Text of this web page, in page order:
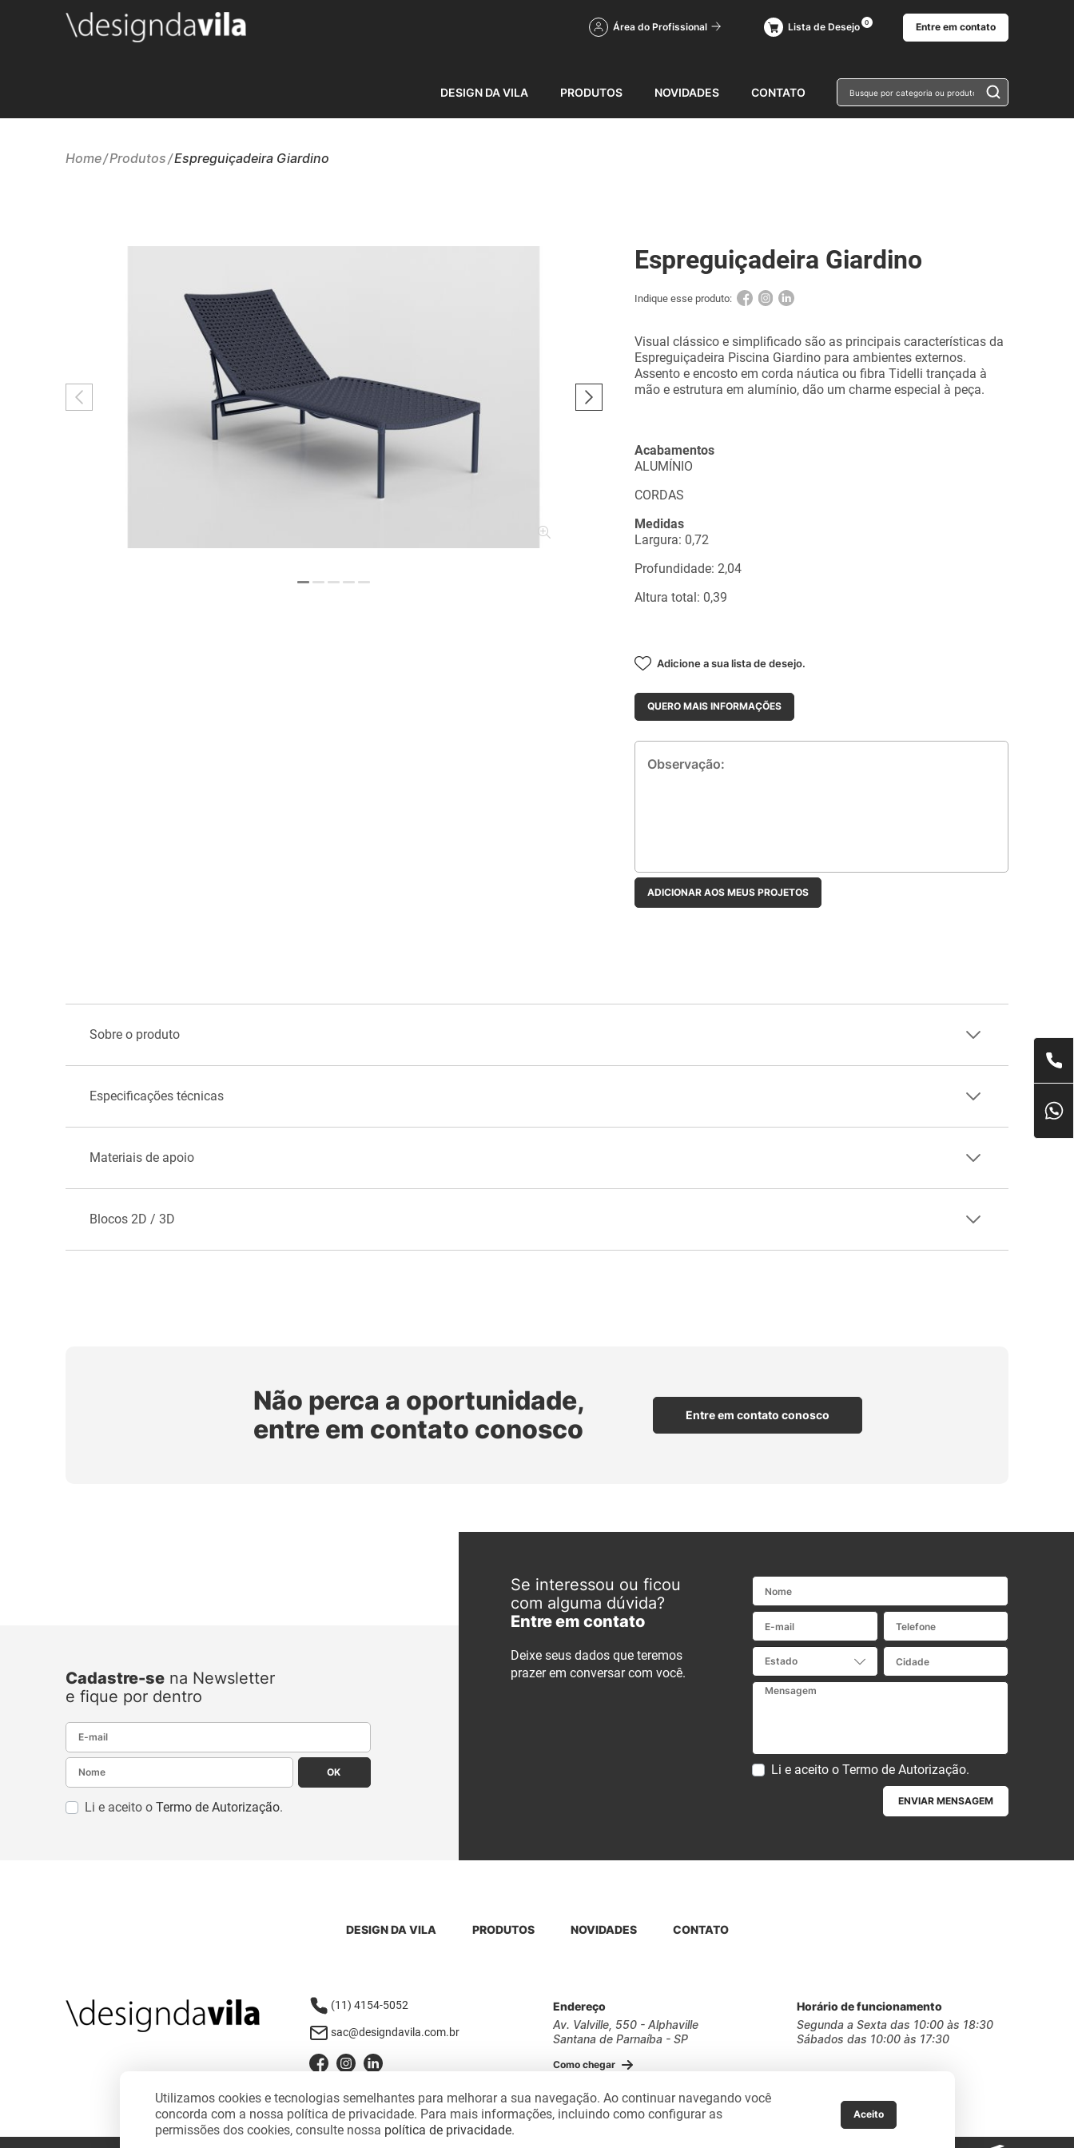
Área do Profissional Lista de Desejo 0 Entre em contato
DESIGN DA VILA PRODUTOS NOVIDADES CONTATO Busque
Home Produtos Espreguiçadeira Giardino
Espreguiçadeira Giardino
Indique esse produto:
Visual clássico e simplificado são as principais características da
Espreguiçadeira Piscina Giardino para ambientes externos.
Assento e encosto em corda náutica ou fibra Tidelli trançada à
mão e estrutura em alumínio, dão um charme especial à peça.
Acabamentos
ALUMÍNIO
CORDAS
Medidas
Largura: 0,72
Profundidade: 2,04
Altura total: 0,39
Adicione a sua lista de desejo.
QUERO MAIS INFORMAÇÕES
Observação:
ADICIONAR AOS MEUS PROJETOS
Sobre o produto
Especificações técnicas
Materiais de apoio
Blocos 2D / 3D
Não perca a oportunidade,
entre em contato conosco
Entre em contato conosco
Cadastre-se na Newsletter
e fique por dentro
E-mail
Nome
OK
Li e aceito o Termo de Autorização.
Se interessou ou ficou
com alguma dúvida?
Entre em contato
Deixe seus dados que teremos
prazer em conversar com você.
Nome
E-mail Telefone
Estado
Cidade
Mensagem
Li e aceito oTermo de Autorização.
ENVIAR MENSAGEM
DESIGN DA VILA PRODUTOS NOVIDADES CONTATO
(11) 4154-5052
sac@designdavila.com.br
Endereço
Av. Valville, 550 - Alphaville
Santana de Parnaíba - SP
Como chegar
Horário de funcionamento
Segunda a Sexta das 10:00 às 18:30
Sábados das 10:00 às 17:30
Utilizamos cookies e tecnologias semelhantes para melhorar a sua navegação. Ao continuar navegando você
concorda com a nossa política de privacidade. Para mais informações, incluindo como configurar as
permissões dos cookies, consulte nossa política de privacidade.
Aceito